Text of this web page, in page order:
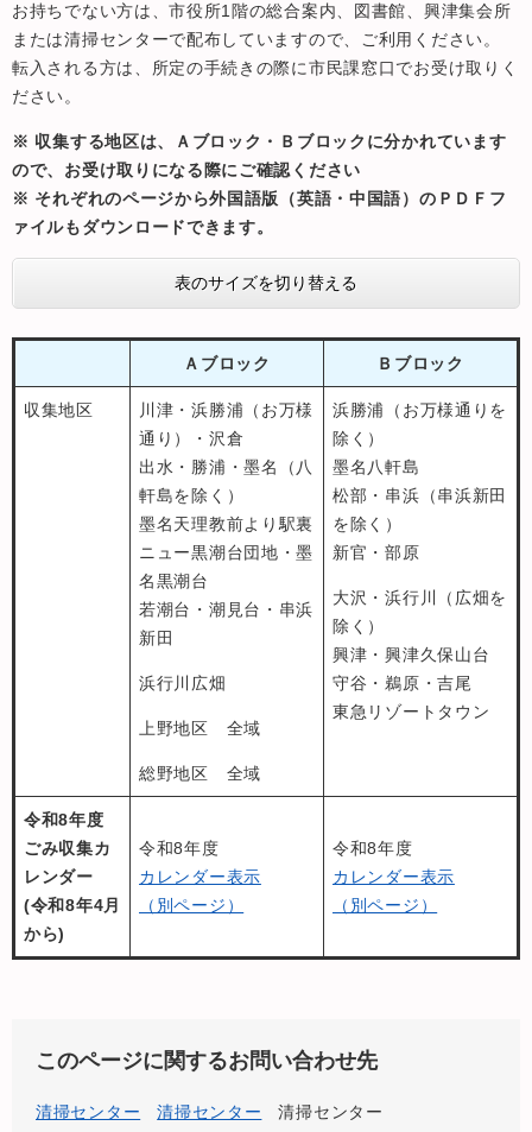
お持ちでない方は、市役所1階の総合案内、図書館、興津集会所
または清掃センターで配布していますので、ご利用ください。
転入される方は、所定の手続きの際に市民課窓口でお受け取りく
ださい。
※ 収集する地区は、Ａブロック・Ｂブロックに分かれています
ので、お受け取りになる際にご確認ください
※ それぞれのページから外国語版（英語・中国語）のＰＤＦフ
ァイルもダウンロードできます。
表のサイズを切り替える
Ａブロック Ｂブロック
収集地区
川津・浜勝浦（お万様
通り）・沢倉
出水・勝浦・墨名（八
軒島を除く）
墨名天理教前より駅裏
ニュー黒潮台団地・墨
名黒潮台
若潮台・潮見台・串浜
新田
浜行川広畑
上野地区 全域
総野地区 全域
浜勝浦（お万様通りを
除く）
墨名八軒島
松部・串浜（串浜新田
を除く）
新官・部原
大沢・浜行川（広畑を
除く）
興津・興津久保山台
守谷・鵜原・吉尾
東急リゾートタウン
令和8年度
ごみ収集カ
レンダー
(令和8年4月
から)
令和8年度
カレンダー表示
（別ページ）
令和8年度
カレンダー表示
（別ページ）
このページに関するお問い合わせ先
清掃センター 清掃センター 清掃センター